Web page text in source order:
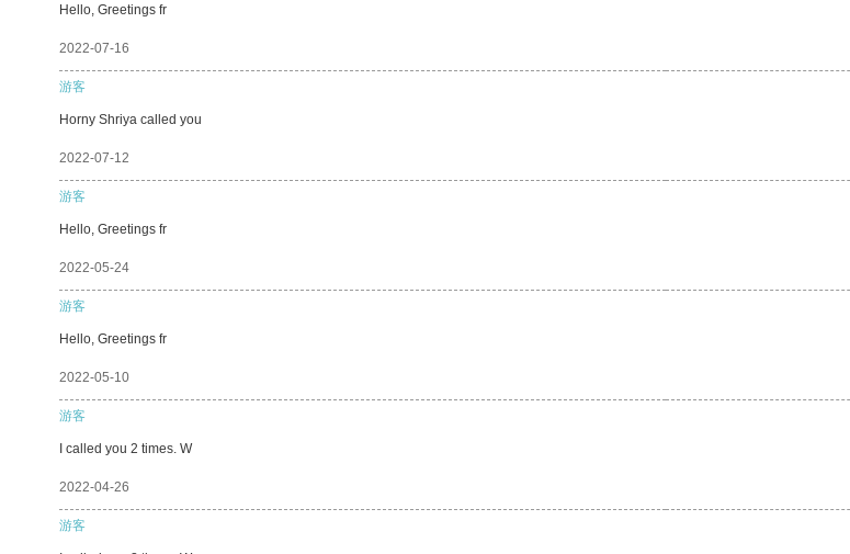
Hello, Greetings fr
2022-07-16
游客
Horny Shriya called you
2022-07-12
游客
Hello, Greetings fr
2022-05-24
游客
Hello, Greetings fr
2022-05-10
游客
I called you 2 times. W
2022-04-26
游客